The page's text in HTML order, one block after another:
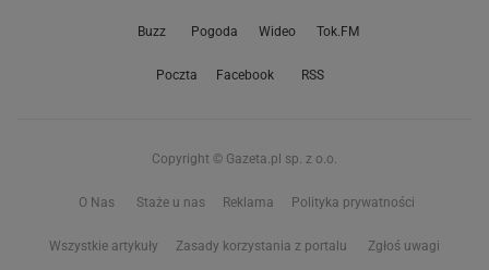
Buzz Pogoda Wideo Tok.FM
Poczta Facebook RSS
Copyright © Gazeta.pl sp. z o.o.
O Nas Staże u nas Reklama Polityka prywatności
Wszystkie artykuły Zasady korzystania z portalu Zgłoś uwagi